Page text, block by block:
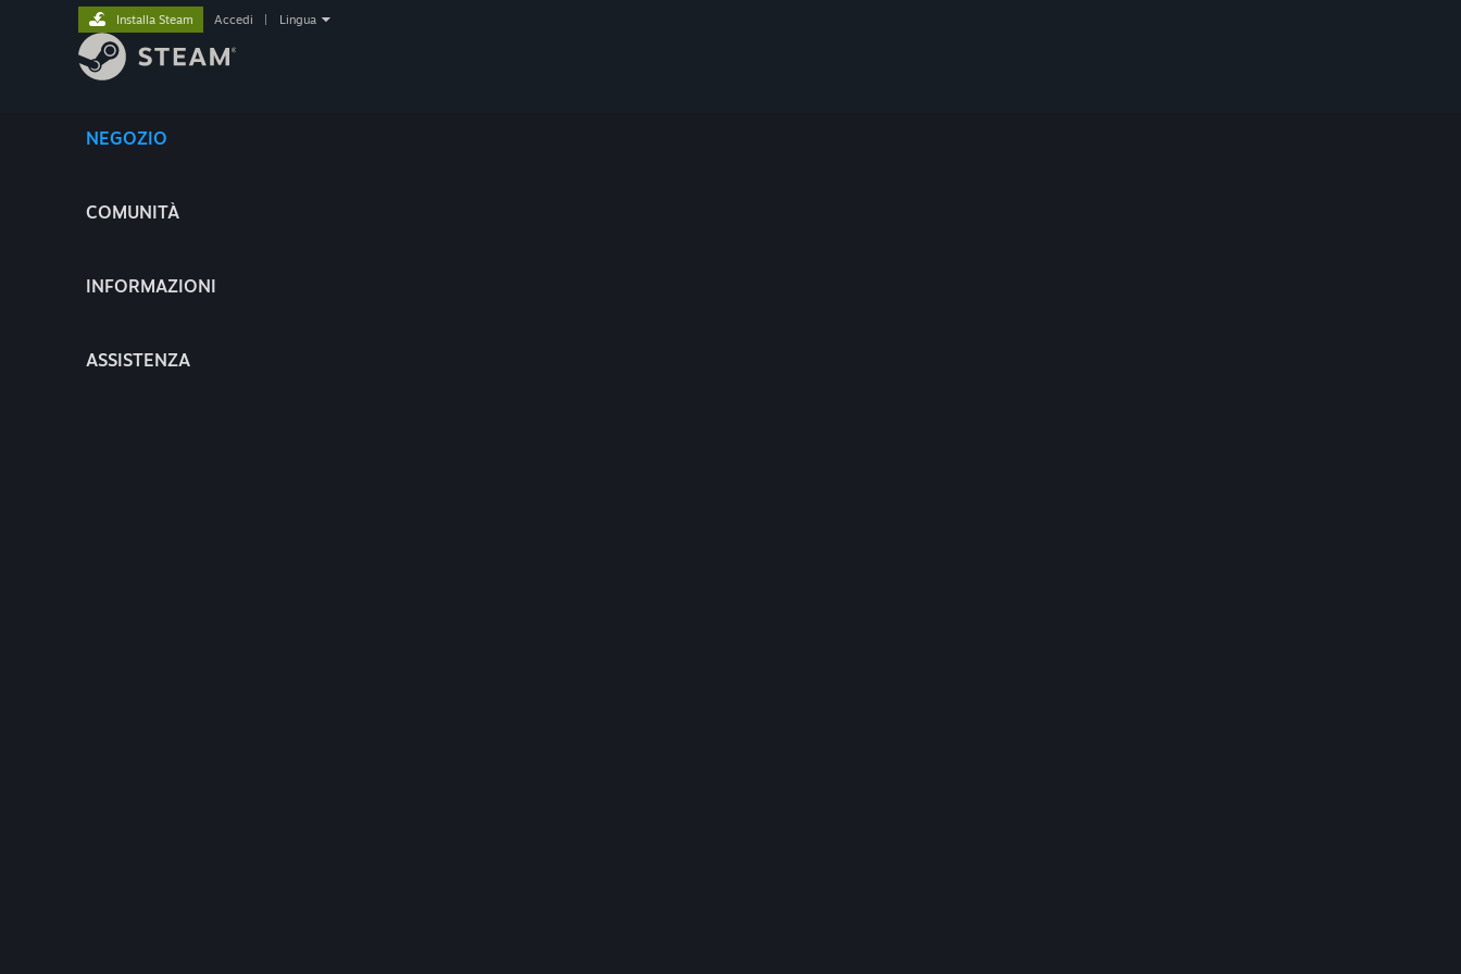
NEGOZIO
COMUNITÀ
INFORMAZIONI
ASSISTENZA
Installa Steam Accedi Lingua